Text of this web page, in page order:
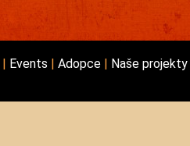
Events Adopce
Naše projekty